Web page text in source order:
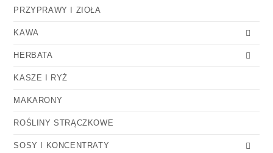
PRZYPRAWY I ZIOŁA
KAWA
HERBATA
KASZE I RYŻ
MAKARONY
ROŚLINY STRĄCZKOWE
SOSY I KONCENTRATY